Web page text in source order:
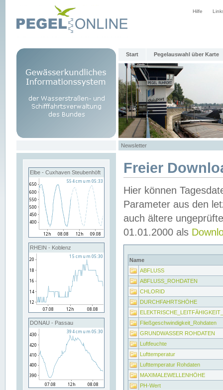
Hilfe
Start Pegelauswahl über Karte
Newsletter
Elbe - Cuxhaven Steubenhöft
RHEIN - Koblenz
DONAU - Passau
Freier
Hier können
Parameter aus den
auch ältere
01.01.2000 als
Name
ABFLUSS
ABFLUSS_ROHDATEN
CHLORID
DURCHFAHRTSHÖHE
Fließgeschwindigkeit_Rohdaten
GRUNDWASSER ROHDATEN
Luftfeuchte
Lufttemperatur
Lufttemperatur Rohdaten
MAXIMALEWELLENHÖHE
PH-Wert